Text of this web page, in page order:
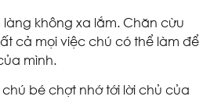
không xa lắm. Chăn cừu
cả mọi việc chú có thể làm để
mình.
bé chợt nhớ tới lời chủ của